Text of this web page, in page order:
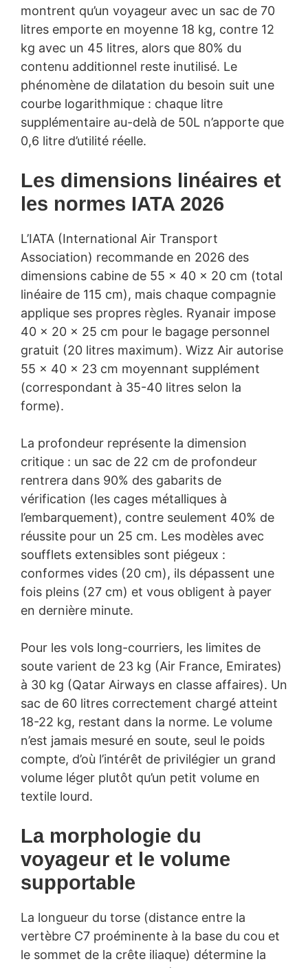
montrent qu’un voyageur avec un sac de 70
litres emporte en moyenne 18 kg, contre 12
kg avec un 45 litres, alors que 80% du
contenu additionnel reste inutilisé. Le
phénomène de dilatation du besoin suit une
courbe logarithmique : chaque litre
supplémentaire au-delà de 50L n’apporte que
0,6 litre d’utilité réelle.
Les dimensions linéaires et
les normes IATA 2026
L’IATA (International Air Transport
Association) recommande en 2026 des
dimensions cabine de 55 × 40 × 20 cm (total
linéaire de 115 cm), mais chaque compagnie
applique ses propres règles. Ryanair impose
40 × 20 × 25 cm pour le bagage personnel
gratuit (20 litres maximum). Wizz Air autorise
55 × 40 × 23 cm moyennant supplément
(correspondant à 35-40 litres selon la
forme).
La profondeur représente la dimension
critique : un sac de 22 cm de profondeur
rentrera dans 90% des gabarits de
vérification (les cages métalliques à
l’embarquement), contre seulement 40% de
réussite pour un 25 cm. Les modèles avec
soufflets extensibles sont piégeux :
conformes vides (20 cm), ils dépassent une
fois pleins (27 cm) et vous obligent à payer
en dernière minute.
Pour les vols long-courriers, les limites de
soute varient de 23 kg (Air France, Emirates)
à 30 kg (Qatar Airways en classe affaires). Un
sac de 60 litres correctement chargé atteint
18-22 kg, restant dans la norme. Le volume
n’est jamais mesuré en soute, seul le poids
compte, d’où l’intérêt de privilégier un grand
volume léger plutôt qu’un petit volume en
textile lourd.
La morphologie du
voyageur et le volume
supportable
La longueur du torse (distance entre la
vertèbre C7 proéminente à la base du cou et
le sommet de la crête iliaque) détermine la